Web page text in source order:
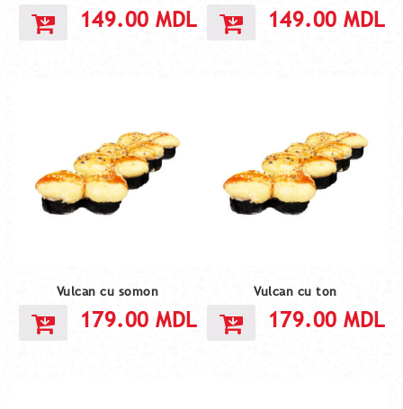
149.00 MDL 149.00 MDL
Vulcan cu somon
179.00 MDL
Vulcan cu ton
179.00 MDL